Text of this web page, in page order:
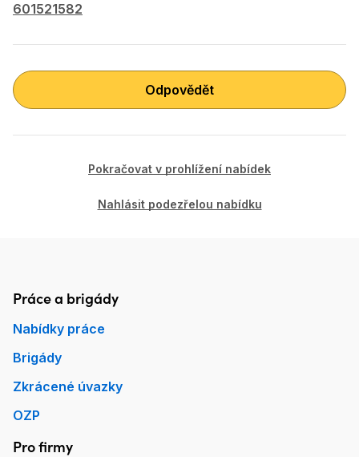
601521582
Odpovědět
Pokračovat v prohlížení nabídek
Nahlásit podezřelou nabídku
Patička Práce.cz
Práce a brigády
Nabídky práce
Brigády
Zkrácené úvazky
OZP
Pro firmy